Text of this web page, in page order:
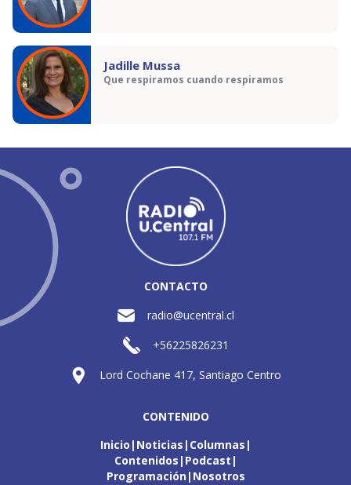
Jadille Mussa
Que respiramos cuando respiramos
CONTACTO
radio@ucentral.cl
+56225826231
Lord Cochane 417, Santiago Centro
CONTENIDO
Inicio Noticias Columnas
Contenidos Podcast
Programación Nosotros